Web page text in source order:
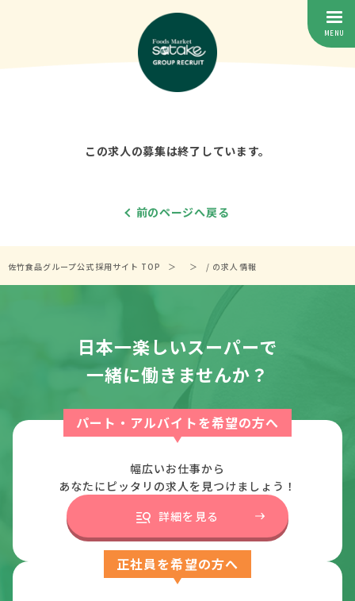
この求人の募集は終了しています。
前のページへ戻る
佐竹食品グループ公式採用サイト TOP / の求人情報
日本一楽しいスーパーで
一緒に働きませんか？
パート・アルバイトを希望の方へ
幅広いお仕事から
あなたにピッタリの求人を見つけましょう！
詳細を見る
正社員を希望の方へ